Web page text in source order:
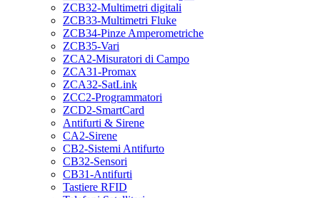
ZCB32-Multimetri digitali
ZCB33-Multimetri Fluke
ZCB34-Pinze Amperometriche
ZCB35-Vari
ZCA2-Misuratori di Campo
ZCA31-Promax
ZCA32-SatLink
ZCC2-Programmatori
ZCD2-SmartCard
Antifurti & Sirene
CA2-Sirene
CB2-Sistemi Antifurto
CB32-Sensori
CB31-Antifurti
Tastiere RFID